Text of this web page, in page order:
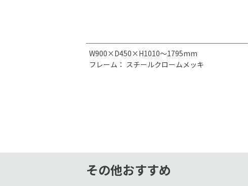
W900×D450×H1010～1795mm
フレーム： スチールクロームメッキ
その他おすすめ